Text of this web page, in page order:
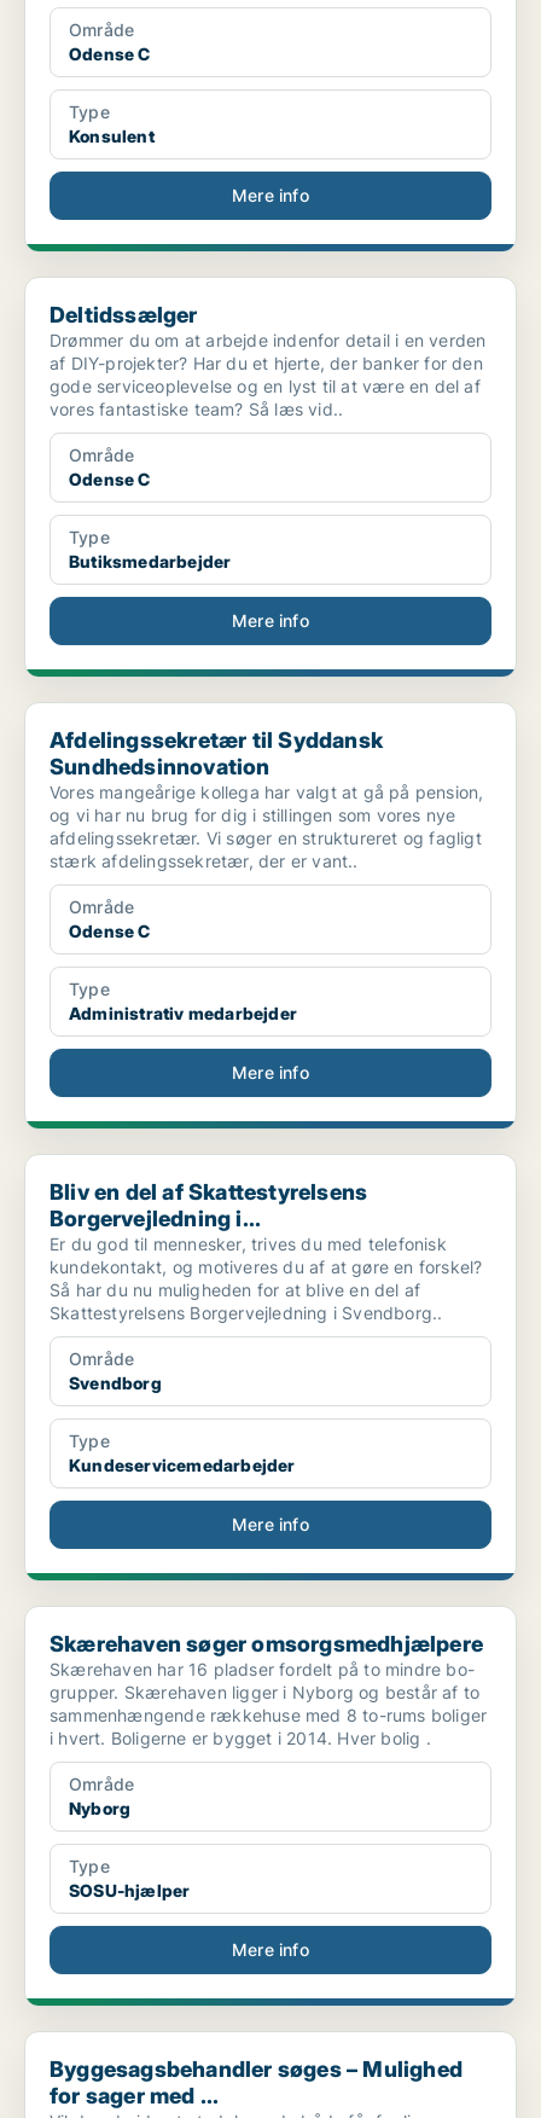
Område
Odense C
Type
Konsulent
Mere info
Deltidssælger
Deltidssælger
Drømmer du om at arbejde indenfor detail i en verden
af DIY-projekter? Har du et hjerte, der banker for den
gode serviceoplevelse og en lyst til at være en del af
vores fantastiske team? Så læs vid..
Område
Odense C
Type
Butiksmedarbejder
Mere info
Afdelingssekretær til Syddansk Sundhedsinnovation
Afdelingssekretær til Syddansk
Sundhedsinnovation
Vores mangeårige kollega har valgt at gå på pension,
og vi har nu brug for dig i stillingen som vores nye
afdelingssekretær. Vi søger en struktureret og fagligt
stærk afdelingssekretær, der er vant..
Område
Odense C
Type
Administrativ medarbejder
Mere info
Bliv en del af Skattestyrelsens Borgervejledning i...
Bliv en del af Skattestyrelsens
Borgervejledning i...
Er du god til mennesker, trives du med telefonisk
kundekontakt, og motiveres du af at gøre en forskel?
Så har du nu muligheden for at blive en del af
Skattestyrelsens Borgervejledning i Svendborg..
Område
Svendborg
Type
Kundeservicemedarbejder
Mere info
Skærehaven søger omsorgsmedhjælpere
Skærehaven søger omsorgsmedhjælpere
Skærehaven har 16 pladser fordelt på to mindre bo-
grupper. Skærehaven ligger i Nyborg og består af to
sammenhængende rækkehuse med 8 to-rums boliger
i hvert. Boligerne er bygget i 2014. Hver bolig .
Område
Nyborg
Type
SOSU-hjælper
Mere info
Byggesagsbehandler søges – Mulighed for sager med ...
Byggesagsbehandler søges – Mulighed
for sager med ...